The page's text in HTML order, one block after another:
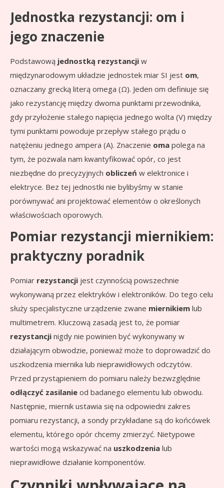
Jednostka rezystancji: om i
jego znaczenie
Podstawową jednostką rezystancji w
międzynarodowym układzie jednostek miar SI jest om,
oznaczany grecką literą omega (Ω). Jeden om definiuje się
jako rezystancję między dwoma punktami przewodnika,
gdy przyłożenie stałego napięcia jednego wolta (V) między
tymi punktami powoduje przepływ stałego prądu o
natężeniu jednego ampera (A). Znaczenie oma polega na
tym, że pozwala nam kwantyfikować opór, co jest
niezbędne do precyzyjnych obliczeń w elektronice i
elektryce. Bez tej jednostki nie bylibyśmy w stanie
porównywać ani projektować elementów o określonych
właściwościach oporowych.
Pomiar rezystancji miernikiem:
praktyczny poradnik
Pomiar rezystancji jest czynnością powszechnie
wykonywaną przez elektryków i elektroników. Do tego celu
służy specjalistyczne urządzenie zwane miernikiem lub
multimetrem. Kluczową zasadą jest to, że pomiar
rezystancji nigdy nie powinien być wykonywany w
działającym obwodzie, ponieważ może to doprowadzić do
uszkodzenia miernika lub nieprawidłowych odczytów.
Przed przystąpieniem do pomiaru należy bezwzględnie
odłączyć zasilanie od badanego elementu lub obwodu.
Następnie, miernik ustawia się na odpowiedni zakres
pomiaru rezystancji, a sondy przykładane są do końcówek
elementu, którego opór chcemy zmierzyć. Nietypowe
wartości mogą wskazywać na uszkodzenia lub
nieprawidłowe działanie komponentów.